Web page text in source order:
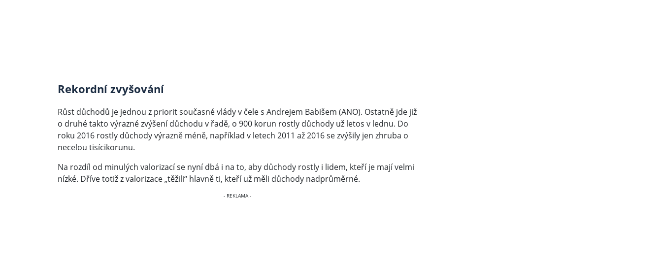
Rekordní zvyšování
Růst důchodů je jednou z priorit současné vlády v čele s Andrejem Babišem (ANO). Ostatně jde již
o druhé takto výrazné zvýšení důchodu v řadě, o 900 korun rostly důchody už letos v lednu. Do
roku 2016 rostly důchody výrazně méně, například v letech 2011 až 2016 se zvýšily jen zhruba o
necelou tisícikorunu.
Na rozdíl od minulých valorizací se nyní dbá i na to, aby důchody rostly i lidem, kteří je mají velmi
nízké. Dříve totiž z valorizace „těžili“ hlavně ti, kteří už měli důchody nadprůměrné.